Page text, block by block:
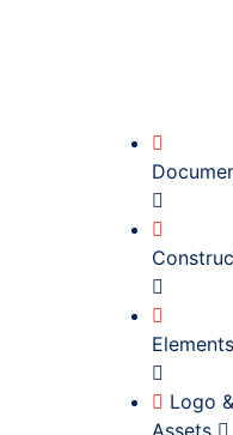
Elements
Logo &
Assets